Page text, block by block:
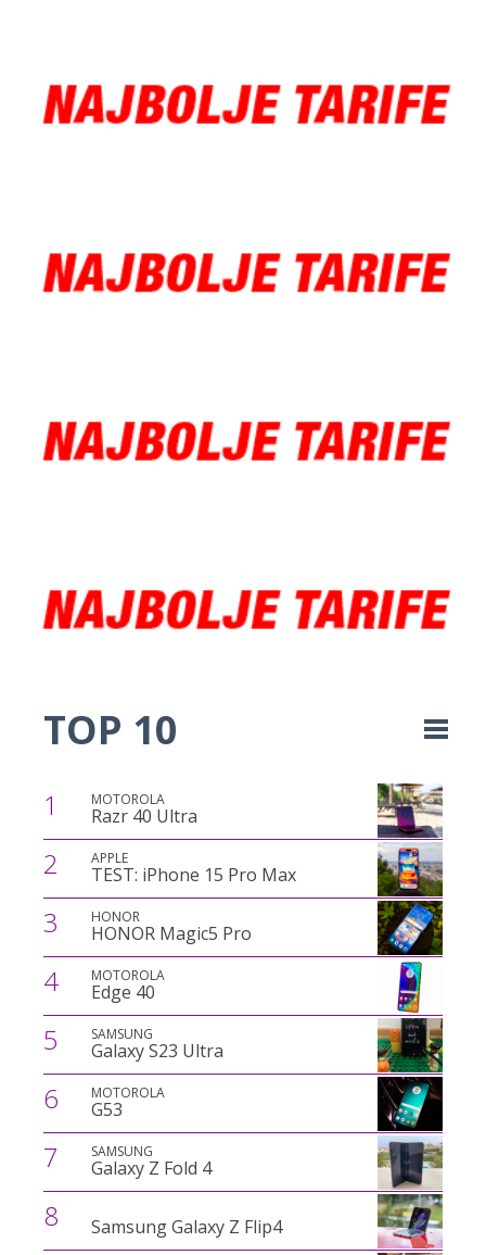
TOP 10
1 MOTOROLA
Razr 40 Ultra
2 APPLE
TEST: iPhone 15 Pro Max
3 HONOR
HONOR Magic5 Pro
4 MOTOROLA
Edge 40
5 SAMSUNG
Galaxy S23 Ultra
6 MOTOROLA
G53
7 SAMSUNG
Galaxy Z Fold 4
8 Samsung Galaxy Z Flip4